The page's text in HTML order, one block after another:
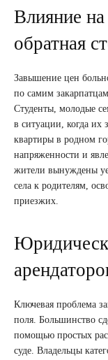
Влияние на
обратная
Завышение цен
по самим
Студенты, молодые
в ситуации, когда их
квартиры в родном
напряженности и
жители вынуждены
села к родителям,
приезжих.
Ключевая проблема
поля. Большинство
помощью простых
суде. Владельцы